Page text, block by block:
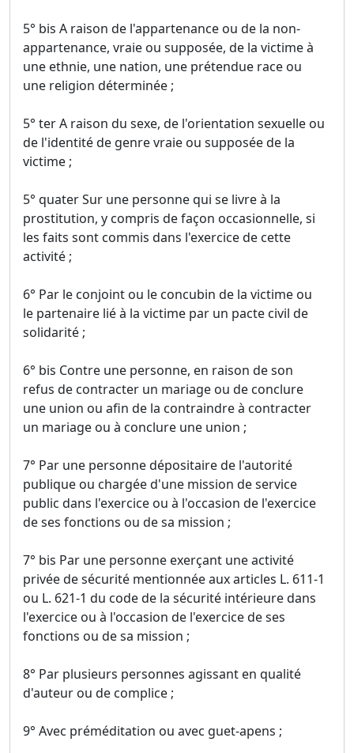
5° bis A raison de l'appartenance ou de la non-
appartenance, vraie ou supposée, de la victime à
une ethnie, une nation, une prétendue race ou
une religion déterminée ;
5° ter A raison du sexe, de l'orientation sexuelle ou
de l'identité de genre vraie ou supposée de la
victime ;
5° quater Sur une personne qui se livre à la
prostitution, y compris de façon occasionnelle, si
les faits sont commis dans l'exercice de cette
activité ;
6° Par le conjoint ou le concubin de la victime ou
le partenaire lié à la victime par un pacte civil de
solidarité ;
6° bis Contre une personne, en raison de son
refus de contracter un mariage ou de conclure
une union ou afin de la contraindre à contracter
un mariage ou à conclure une union ;
7° Par une personne dépositaire de l'autorité
publique ou chargée d'une mission de service
public dans l'exercice ou à l'occasion de l'exercice
de ses fonctions ou de sa mission ;
7° bis Par une personne exerçant une activité
privée de sécurité mentionnée aux articles L. 611-1
ou L. 621-1 du code de la sécurité intérieure dans
l'exercice ou à l'occasion de l'exercice de ses
fonctions ou de sa mission ;
8° Par plusieurs personnes agissant en qualité
d'auteur ou de complice ;
9° Avec préméditation ou avec guet-apens ;